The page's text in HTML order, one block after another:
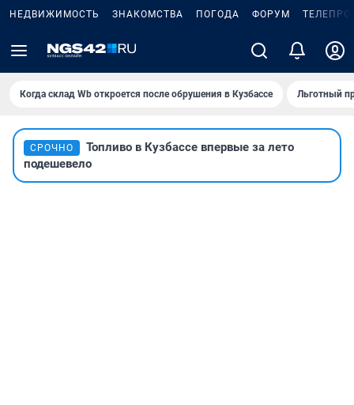
НЕДВИЖИМОСТЬ ЗНАКОМСТВА ПОГОДА ФОРУМ
Когда склад Wb откроется после обрушения в Кузбассе Льготный
СРОЧНО
Топливо в Кузбассе впервые за лето
подешевело